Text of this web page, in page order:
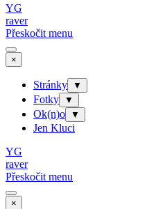
YG
raver
Přeskočit menu
×
Stránky ▼
Fotky ▼
Ok(n)o ▼
Jen Kluci
YG
raver
Přeskočit menu
×